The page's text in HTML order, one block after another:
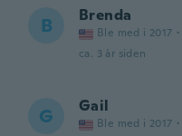
B Brenda
Ble med i 2017 ·
ca. 3 år siden
G Gail
Ble med i 2017 ·